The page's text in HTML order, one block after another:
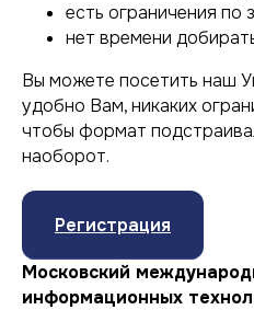
есть ограничения по
нет времени
Вы можете посетить наш
удобно Вам, никаких
чтобы формат
наоборот.
Регистрация
Московский
информационных